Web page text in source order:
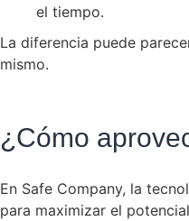
el tiempo.
La diferencia puede
mismo.
¿Cómo
En Safe Company, la
para maximizar el